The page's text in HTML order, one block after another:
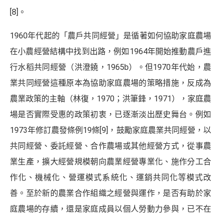
[8] 。
1960年代起的「農戶共同經營」是循著如何協助家庭農場
在小農經營結構中找到出路，例如1964年開始推動農戶進
行水稻共同經營（洪澄鐃，1965b）。但1970年代始，農
業共同經營這種原本為協助家庭農場的策略措施，反成為
農業政策的主軸（林復，1970；洪筆鋒，1971），家庭農
場是否實際受惠的政策初衷，已逐漸淡出歷史舞台。例如
1973年修訂農發條例19條[9] ，鼓勵家庭農業共同經營，以
共同經營、委託經營、合作農場或其他經營方式，從事農
業生產，擴大經營規模朝向農業經營專業化、施作分工合
作化、機械化、營運模式系統化、運銷共同化等模式改
善。至於新的農業合作組織之經營與運作，是否有助於家
庭農場的存續，還是家庭成員以個人勞動力參與，已不在